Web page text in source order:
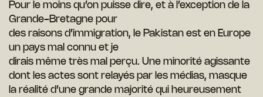
Pour le moins qu’on puisse dire, et à l’exception de la
Grande-Bretagne pour
des raisons d’immigration, le Pakistan est en Europe
un pays mal connu et je
dirais même très mal perçu. Une minorité agissante
dont les actes sont relayés par les médias, masque
la réalité d’une grande majorité qui heureusement